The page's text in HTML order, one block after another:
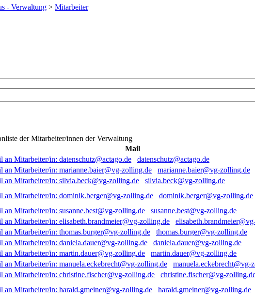
- Verwaltung > Mitarbeiter
der Mitarbeiter/innen der Verwaltung
Mail
datenschutz@actago.de
marianne.baier@vg-zolling.de
silvia.beck@vg-zolling.de
dominik.berger@vg-zolling.de
susanne.best@vg-zolling.de
thomas.burger@vg-zolling.de
daniela.dauer@vg-zolling.de
martin.dauer@vg-zolling.de
manuela.eckebrecht@vg-
christine.fischer@vg-
harald.gmeiner@vg-zolling.de